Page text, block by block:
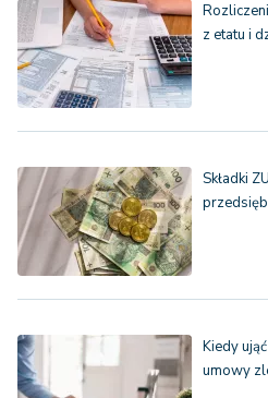
z etatu i
Składki
Kiedy
umowy